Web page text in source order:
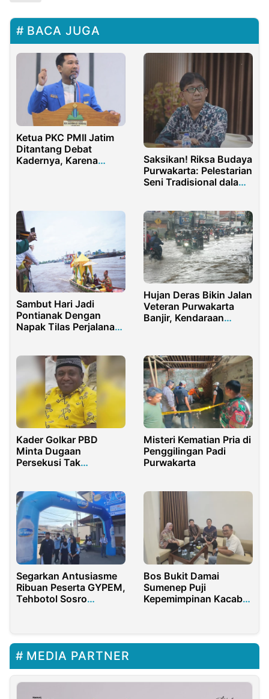
BACA JUGA
Ketua PKC PMII Jatim
Ditantang Debat
Kadernya, Karena
Saksikan! Riksa Budaya
Purwakarta: Pelestarian
Seni Tradisional dalam
Sambut Hari Jadi
Pontianak Dengan
Napak Tilas Perjalanan
Hujan Deras Bikin Jalan
Veteran Purwakarta
Banjir, Kendaraan
Kader Golkar PBD
Minta Dugaan
Persekusi Tak
Misteri Kematian Pria di
Penggilingan Padi
Purwakarta
Segarkan Antusiasme
Ribuan Peserta GYPEM,
Tehbotol Sosro
Bos Bukit Damai
Sumenep Puji
Kepemimpinan Kacab
MEDIA PARTNER